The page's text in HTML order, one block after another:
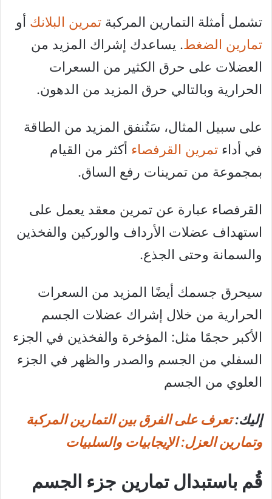
تشمل أمثلة التمارين المركبة تمرين البلانك أو
تمارين الضغط. يساعدك إشراك المزيد من
العضلات على حرق الكثير من السعرات
الحرارية وبالتالي حرق المزيد من الدهون.
على سبيل المثال، سَتُنفق المزيد من الطاقة
في أداء تمرين القرفصاء أكثر من القيام
بمجموعة من تمرينات رفع الساق.
القرفصاء عبارة عن تمرين معقد يعمل على
استهداف عضلات الأرداف والوركين والفخذين
والسمانة وحتى الجذع.
سيحرق جسمك أيضًا المزيد من السعرات
الحرارية من خلال إشراك عضلات الجسم
الأكبر حجمًا مثل: المؤخرة والفخذين في الجزء
السفلي من الجسم والصدر والظهر في الجزء
العلوي من الجسم
إليك:تعرف على الفرق بين التمارين المركبة
وتمارين العزل: الإيجابيات والسلبيات
قُم باستبدال تمارين جزء الجسم